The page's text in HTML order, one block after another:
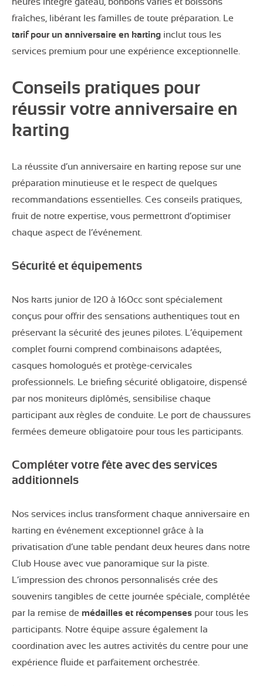
fraîches, libérant les familles de toute préparation. Le
tarif pour un anniversaire en karting inclut tous les
services premium pour une expérience exceptionnelle.
Conseils pratiques pour
réussir votre anniversaire en
karting
La réussite d’un anniversaire en karting repose sur une
préparation minutieuse et le respect de quelques
recommandations essentielles. Ces conseils pratiques,
fruit de notre expertise, vous permettront d’optimiser
chaque aspect de l’événement.
Sécurité et équipements
Nos karts junior de 120 à 160cc sont spécialement
conçus pour offrir des sensations authentiques tout en
préservant la sécurité des jeunes pilotes. L’équipement
complet fourni comprend combinaisons adaptées,
casques homologués et protège-cervicales
professionnels. Le briefing sécurité obligatoire, dispensé
par nos moniteurs diplômés, sensibilise chaque
participant aux règles de conduite. Le port de chaussures
fermées demeure obligatoire pour tous les participants.
Compléter votre fête avec des services
additionnels
Nos services inclus transforment chaque anniversaire en
karting en événement exceptionnel grâce à la
privatisation d’une table pendant deux heures dans notre
Club House avec vue panoramique sur la piste.
L’impression des chronos personnalisés crée des
souvenirs tangibles de cette journée spéciale, complétée
par la remise de médailles et récompenses pour tous les
participants. Notre équipe assure également la
coordination avec les autres activités du centre pour une
expérience fluide et parfaitement orchestrée.